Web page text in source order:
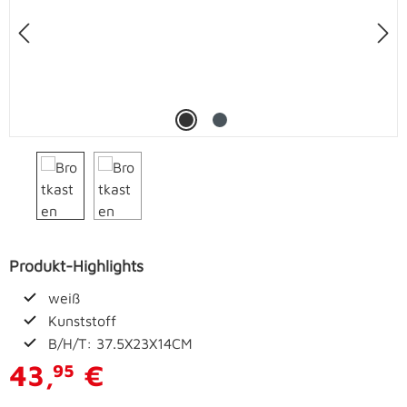
Produkt-Highlights
weiß
Kunststoff
B/H/T: 37.5X23X14CM
43,95 €